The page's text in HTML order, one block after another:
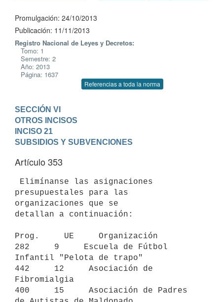
Promulgación: 24/10/2013
Publicación: 11/11/2013
Registro Nacional de Leyes y Decretos:
Tomo: 1
Semestre: 2
Año: 2013
Página: 1637
Referencias a toda la norma
SECCIÓN VI
OTROS INCISOS
INCISO 21
SUBSIDIOS Y SUBVENCIONES
Artículo 353
presupuestales para las
organizaciones que se
detallan a continuación:
Prog.     UE     Organización
282     9     Escuela de Fútbol
Infantil "Pelota de trapo"
442     12     Asociación de
Fibromialgia
400     15     Asociación de Padres